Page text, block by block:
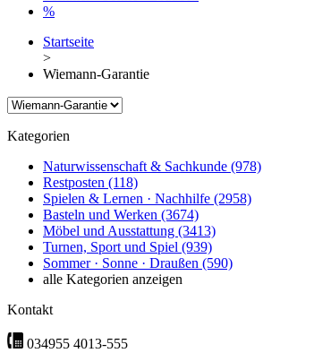
%
Startseite
>
Wiemann-Garantie
Kategorien
Naturwissenschaft & Sachkunde (978)
Restposten (118)
Spielen & Lernen · Nachhilfe (2958)
Basteln und Werken (3674)
Möbel und Ausstattung (3413)
Turnen, Sport und Spiel (939)
Sommer · Sonne · Draußen (590)
alle Kategorien anzeigen
Kontakt
034955 4013-555